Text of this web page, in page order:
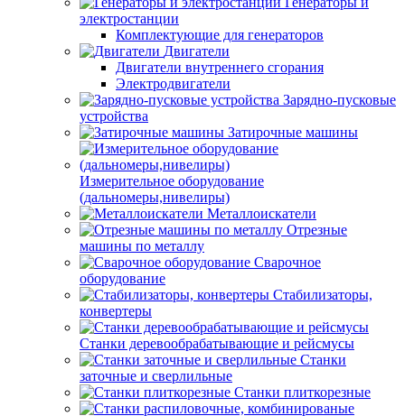
электростанции
Комплектующие для генераторов
Двигатели
Двигатели внутреннего сгорания
Электродвигатели
Зарядно-пусковые
устройства
Затирочные машины
Измерительное оборудование
(дальномеры,нивелиры)
Металлоискатели
Отрезные
машины по металлу
Сварочное
оборудование
Стабилизаторы,
конвертеры
Станки деревообрабатывающие и рейсмусы
Станки
заточные и сверлильные
Станки плиткорезные